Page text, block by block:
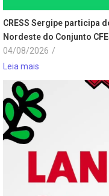
CRESS Sergipe participa
Nordeste do Conjunto
04/08/2026 /
Leia mais